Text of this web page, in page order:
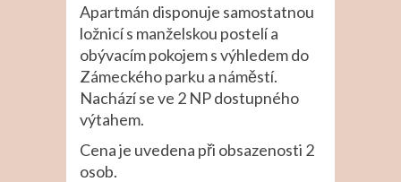
Apartmán disponuje samostatnou
ložnicí s manželskou postelí a
obývacím pokojem s výhledem do
Zámeckého parku a náměstí.
Nachází se ve 2 NP dostupného
výtahem.
Cena je uvedena při obsazenosti 2
osob.